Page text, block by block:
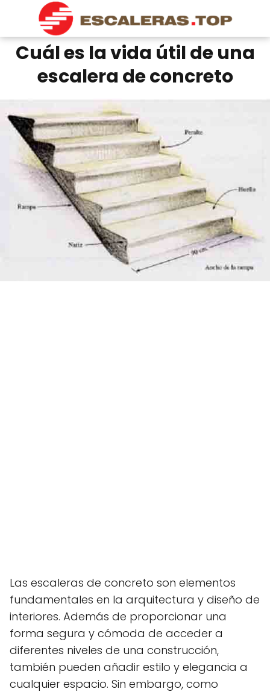
Cuál es la vida útil de una
escalera de concreto
Las escaleras de concreto son elementos
fundamentales en la arquitectura y diseño de
interiores. Además de proporcionar una
forma segura y cómoda de acceder a
diferentes niveles de una construcción,
también pueden añadir estilo y elegancia a
cualquier espacio. Sin embargo, como